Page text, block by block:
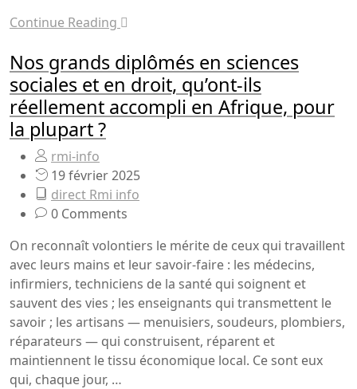
Continue Reading
Nos grands diplômés en sciences
sociales et en droit, qu’ont-ils
réellement accompli en Afrique, pour
la plupart ?
rmi-info
19 février 2025
direct Rmi info
0 Comments
On reconnaît volontiers le mérite de ceux qui travaillent
avec leurs mains et leur savoir-faire : les médecins,
infirmiers, techniciens de la santé qui soignent et
sauvent des vies ; les enseignants qui transmettent le
savoir ; les artisans — menuisiers, soudeurs, plombiers,
réparateurs — qui construisent, réparent et
maintiennent le tissu économique local. Ce sont eux
qui, chaque jour, …